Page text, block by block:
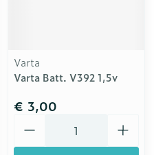
Varta
Varta Batt. V392 1,5v
€ 3,00